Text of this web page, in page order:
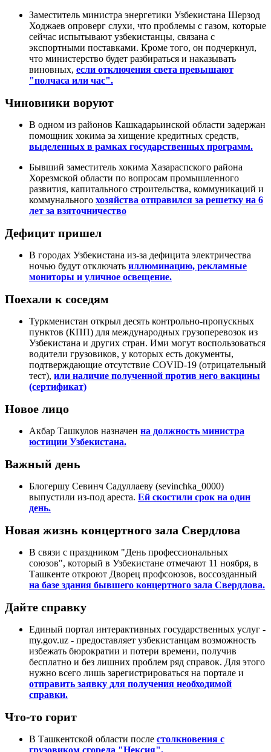
Заместитель министра энергетики Узбекистана Шерзод
Ходжаев опроверг слухи, что проблемы с газом, которые
сейчас испытывают узбекистанцы, связана с
экспортными поставками. Кроме того, он подчеркнул,
что министерство будет разбираться и наказывать
виновных, если отключения света превышают
"полчаса или час".
Чиновники воруют
В одном из районов Кашкадарьинской области задержан
помощник хокима за хищение кредитных средств,
выделенных в рамках государственных программ.
Бывший заместитель хокима Хазараспского района
Хорезмской области по вопросам промышленного
развития, капитального строительства, коммуникаций и
коммунального хозяйства отправился за решетку на 6
лет за взяточничество
Дефицит пришел
В городах Узбекистана из-за дефицита электричества
ночью будут отключать иллюминацию, рекламные
мониторы и уличное освещение.
Поехали к соседям
Туркменистан открыл десять контрольно-пропускных
пунктов (КПП) для международных грузоперевозок из
Узбекистана и других стран. Ими могут воспользоваться
водители грузовиков, у которых есть документы,
подтверждающие отсутствие COVID-19 (отрицательный
тест), или наличие полученной против него вакцины
(сертификат)
Новое лицо
Акбар Ташкулов назначен на должность министра
юстиции Узбекистана.
Важный день
Блогершу Севинч Садуллаеву (sevinchka_0000)
выпустили из-под ареста. Ей скостили срок на один
день.
Новая жизнь концертного зала Свердлова
В связи с праздником "День профессиональных
союзов", который в Узбекистане отмечают 11 ноября, в
Ташкенте откроют Дворец профсоюзов, воссозданный
на базе здания бывшего концертного зала Свердлова.
Дайте справку
Единый портал интерактивных государственных услуг -
my.gov.uz - предоставляет узбекистанцам возможность
избежать бюрократии и потери времени, получив
бесплатно и без лишних проблем ряд справок. Для этого
нужно всего лишь зарегистрироваться на портале и
отправить заявку для получения необходимой
справки.
Что-то горит
В Ташкентской области после столкновения с
грузовиком сгорела "Нексия".